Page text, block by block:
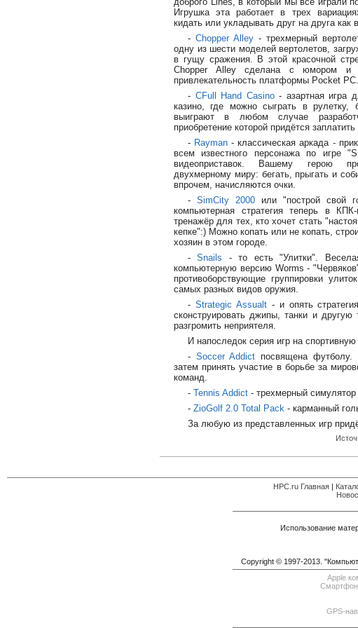
Игрушка эта работает в трех
кидать или укладывать друг на друга как
- Chopper Alley - трехмерный
одну из шести моделей вертолетов,
в гущу сражения. В этой красочной
Chopper Alley сделана с юмором и
привлекательность платформы Pocket PC.
- CFull Hand Casino- азартная игра
казино, где можно сыграть в рулетку,
выиграют в любом случае
приобретение которой придётся
- Rayman - классическая аркада -
всем известного персонажа по игре
видеоприставок. Вашему герою
двухмерному миру: бегать, прыгать и
впрочем, начисляются очки.
- SimCity 2000 или "построй свой
компьютерная стратегия теперь в
тренажёр для тех, кто хочет стать
кепке":) Можно копать или не копать,
хозяин в этом городе.
-Snails - то есть "Улитки".
компьютерную версию Worms -
противоборствующие группировки
самых разных видов оружия.
- Strategic Assualt- и опять
сконструировать джипы, танки и другую
разгромить неприятеля.
И напоследок серия игр на спортивную
- Soccer Addict посвящена футболу.
затем принять участие в борьбе за
команд.
- Tennis Addict - трехмерный
- ZioGolf 2.0 Total Pack - карманный
За любую из представленных игр
HPC.ru Главная
Использование
Copyright © 1997-2013.
Apple
GPS-